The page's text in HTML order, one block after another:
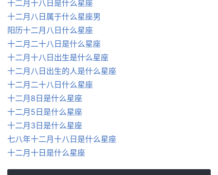
十二月十八日是什么星座
十二月八日属于什么星座男
阳历十二月八日什么星座
十二月二十八日是什么星座
十二月十八日出生是什么星座
十二月八日出生的人是什么星座
十二月二十八日什么星座
十二月8日是什么星座
十二月5日是什么星座
十二月3日是什么星座
七八年十二月十八日是什么星座
十二月十日是什么星座